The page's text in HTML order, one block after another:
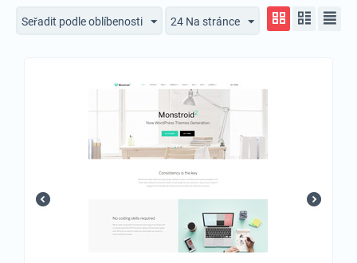
Seřadit podle oblíbenosti 24 Na stránce